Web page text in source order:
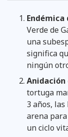
Endémica
Verde de
una
significa
ningún
Anidación
tortuga
3 años,
arena
un ciclo